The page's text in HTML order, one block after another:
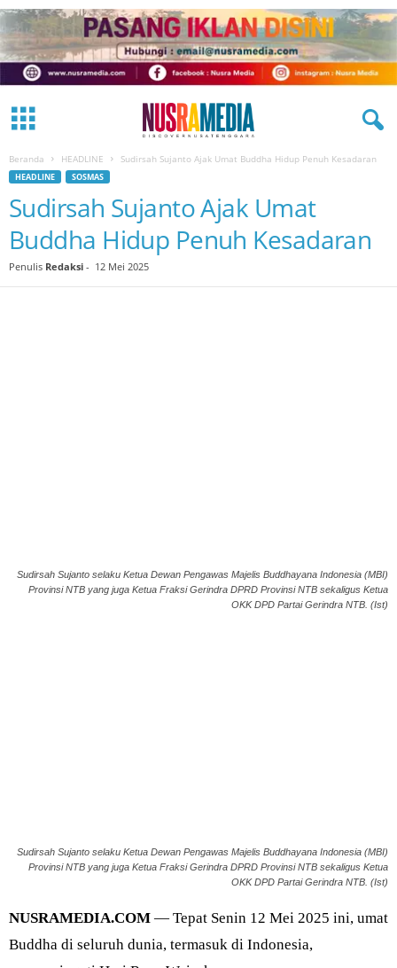
Beranda HEADLINE Sudirsah Sujanto Ajak Umat Buddha Hidup Penuh Kesadaran
HEADLINE SOSMAS
Sudirsah Sujanto Ajak Umat
Buddha Hidup Penuh Kesadaran
Penulis Redaksi - 12 Mei 2025
Sudirsah Sujanto selaku Ketua Dewan Pengawas Majelis Buddhayana Indonesia (MBI)
Provinsi NTB yang juga Ketua Fraksi Gerindra DPRD Provinsi NTB sekaligus Ketua
OKK DPD Partai Gerindra NTB. (Ist)
Sudirsah Sujanto selaku Ketua Dewan Pengawas Majelis Buddhayana Indonesia (MBI)
Provinsi NTB yang juga Ketua Fraksi Gerindra DPRD Provinsi NTB sekaligus Ketua
OKK DPD Partai Gerindra NTB. (Ist)
NUSRAMEDIA.COM — Tepat Senin 12 Mei 2025 ini, umat
Buddha di seluruh dunia, termasuk di Indonesia,